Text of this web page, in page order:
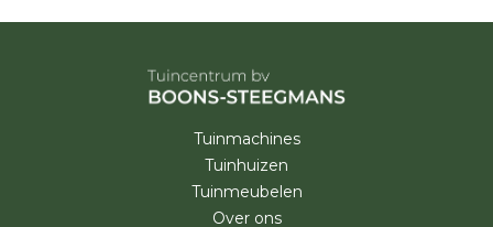
Tuinmachines
Tuinhuizen
Tuinmeubelen
Over ons